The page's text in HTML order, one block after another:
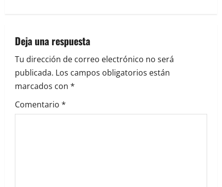
i
ó
n
d
Deja una respuesta
Tu dirección de correo electrónico no será
publicada. Los campos obligatorios están
marcados con *
Comentario *